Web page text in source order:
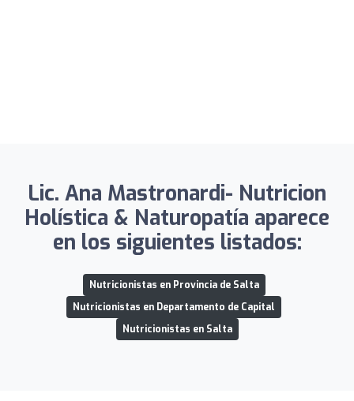
Lic. Ana Mastronardi- Nutricion
Holística & Naturopatía aparece
en los siguientes listados:
Nutricionistas en Provincia de Salta
Nutricionistas en Departamento de Capital
Nutricionistas en Salta